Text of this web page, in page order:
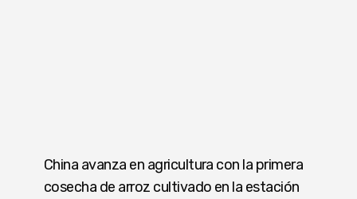
China avanza en agricultura con la primera
cosecha de arroz cultivado en la estación